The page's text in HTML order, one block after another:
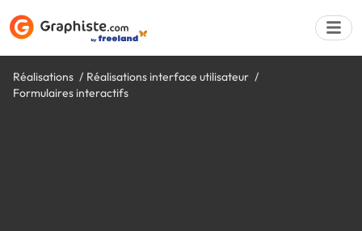
Réalisations
Réalisations interface utilisateur
Formulaires interactifs